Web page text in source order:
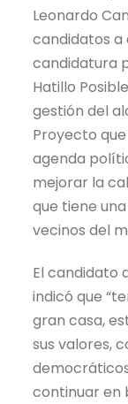
Leonardo
candidatos a
candidatura
Hatillo
gestión del
Proyecto
agenda
mejorar la
que tiene
vecinos del
El candidato
indicó que
gran casa,
sus valores,
continuar en